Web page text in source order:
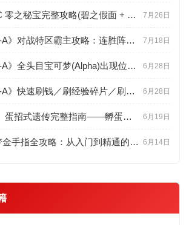
宝可梦朱紫 DLC 零之秘宝完整攻略(碧之假面 + 蓝之圆盘剧情、新宝可梦、BP 速刷) 7月26日
《宝可梦传说 Z-A》对战特区霸主攻略：连胜阵容推荐与联防思路详解 7月18日
《宝可梦传说 Z-A》全头目宝可梦(Alpha)出现位置与高效捕捉技巧 6月28日
《宝可梦传说 Z-A》快速刷钱／刷经验碎片／刷努力值(EV)高效路线 6月28日
《宝可梦 朱/紫》蛋招式遗传完整指南——孵蛋步数、连锁判定与百变怪用法 6月19日
口袋妖怪/宝可梦金手指全攻略：从入门到精通的工具百科 6月14日